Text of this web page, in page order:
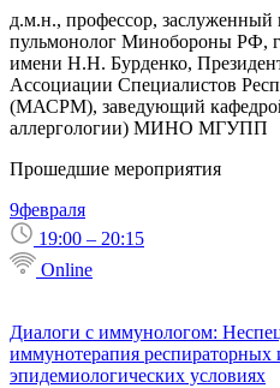
д.м.н., профессор,
пульмонолог Минобороны РФ,
имени Н.Н. Бурденко,
Ассоциации Специалистов
(МАСРМ), заведующий
аллергологии) МИНО МГУПП
Прошедшие мероприятия
9февраля
19:00 – 20:15
Online
Диалоги с иммунологом:
иммунотерапия
эпидемиологических условиях